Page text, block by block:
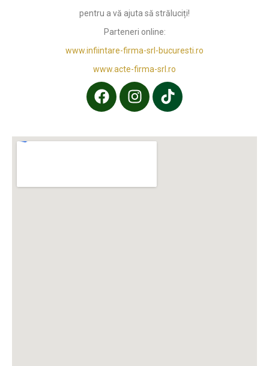
pentru a vă ajuta să străluciți!
Parteneri online:
www.infiintare-firma-srl-bucuresti.ro
www.acte-firma-srl.ro